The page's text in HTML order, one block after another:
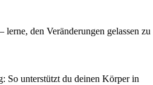
den Veränderungen gelassen zu
So unterstützt du deinen Körper in